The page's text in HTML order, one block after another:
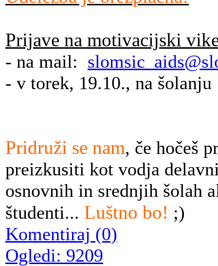
Prijave na motivacijski
- na mail:
- v torek, 19.10., na šolanju
Pridruži se nam, če hočeš
preizkusiti kot vodja
osnovnih in srednjih šolah
študenti... Luštno bo! ;)
Komentiraj (0)
Ogledi: 9209